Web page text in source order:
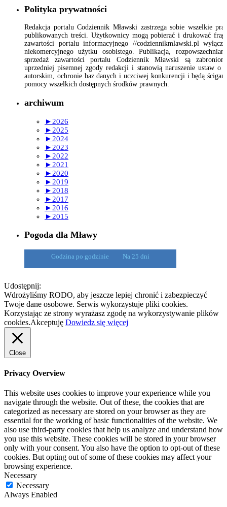
Polityka prywatności
Redakcja portalu Codziennik Mławski zastrzega sobie wszelkie
publikowanych treści. Użytkownicy mogą pobierać i drukować
zawartości portalu informacyjnego //codziennikmlawski.pl
niekomercyjnego użytku osobistego. Publikacja,
sprzedaż zawartości portalu Codziennik Mławski są
uprzedniej pisemnej zgody redakcji i stanowią naruszenie ustaw o
autorskim, ochronie baz danych i uczciwej konkurencji i będą
pomocy wszelkich dostępnych środków prawnych.
archiwum
► 2026
► 2025
► 2024
► 2023
► 2022
► 2021
► 2020
► 2019
► 2018
► 2017
► 2016
► 2015
Pogoda dla Mławy
Godzina po godzinie Na 25 dni
Udostępnij:
Wdrożyliśmy RODO, aby jeszcze lepiej chronić i zabezpieczyć
Twoje dane osobowe. Serwis wykorzystuje pliki cookies.
Korzystając ze strony wyrażasz zgodę na wykorzystywanie plików
cookies.Akceptuję Dowiedz się więcej
Close
Privacy Overview
This website uses cookies to improve your experience while you
navigate through the website. Out of these, the cookies that are
categorized as necessary are stored on your browser as they are
essential for the working of basic functionalities of the website. We
also use third-party cookies that help us analyze and understand how
you use this website. These cookies will be stored in your browser
only with your consent. You also have the option to opt-out of these
cookies. But opting out of some of these cookies may affect your
browsing experience.
Necessary
Necessary
Always Enabled